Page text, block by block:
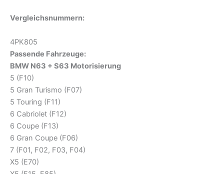
Vergleichsnummern:
4PK805
Passende Fahrzeuge:
BMW N63 + S63 Motorisierung
5 (F10)
5 Gran Turismo (F07)
5 Touring (F11)
6 Cabriolet (F12)
6 Coupe (F13)
6 Gran Coupe (F06)
7 (F01, F02, F03, F04)
X5 (E70)